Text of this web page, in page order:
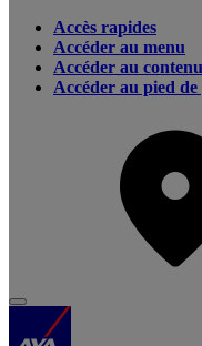
Accès rapides
Accéder au menu
Accéder au
Accéder au pied de